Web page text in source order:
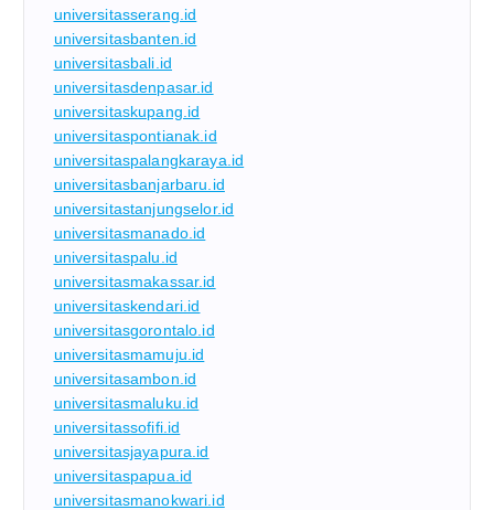
universitasserang.id
universitasbanten.id
universitasbali.id
universitasdenpasar.id
universitaskupang.id
universitaspontianak.id
universitaspalangkaraya.id
universitasbanjarbaru.id
universitastanjungselor.id
universitasmanado.id
universitaspalu.id
universitasmakassar.id
universitaskendari.id
universitasgorontalo.id
universitasmamuju.id
universitasambon.id
universitasmaluku.id
universitassofifi.id
universitasjayapura.id
universitaspapua.id
universitasmanokwari.id